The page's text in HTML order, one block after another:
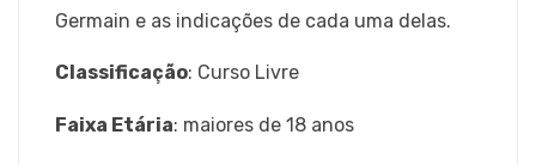
Germain e as indicações de cada uma delas.
Classificação: Curso Livre
Faixa Etária: maiores de 18 anos